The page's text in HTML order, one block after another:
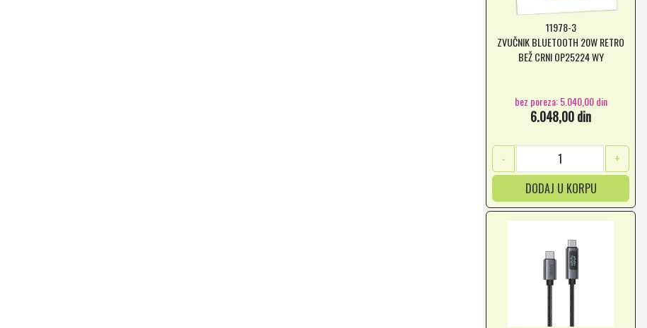
11978-3
ZVUČNIK BLUETOOTH 20W RETRO
BEŽ CRNI OP25224 WY
bez poreza: 5.040,00 din
6.048,00 din
-
+
DODAJ U KORPU